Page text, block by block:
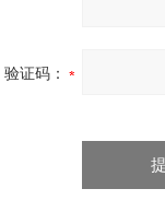
验证码：